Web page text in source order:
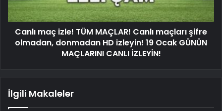
Canlı maç izle! TÜM MAÇLAR! Canlı maçları şifre
olmadan, donmadan HD izleyin! 19 Ocak GÜNÜN
MAÇLARINI CANLI İZLEYİN!
İlgili Makaleler